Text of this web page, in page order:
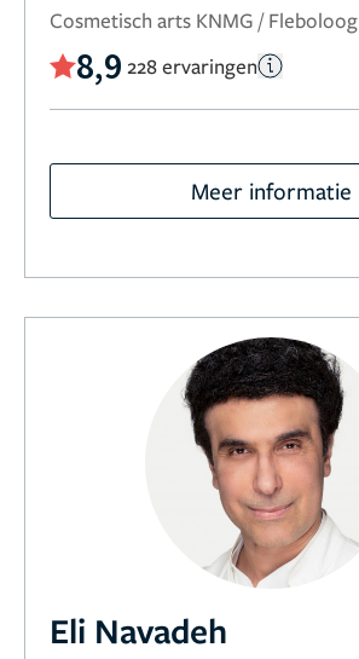
Cosmetisch arts KNMG / Fleboloog
8,9 228 ervaringen
Meer informatie
Eli Navadeh